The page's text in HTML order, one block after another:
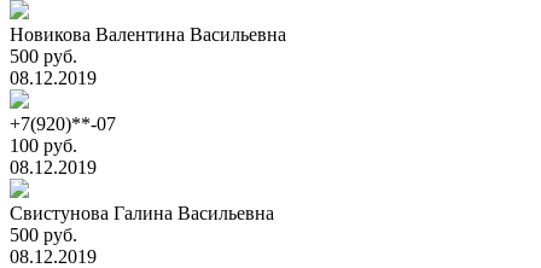
Новикова Валентина Васильевна
500 руб.
08.12.2019
+7(920)**-07
100 руб.
08.12.2019
Свистунова Галина Васильевна
500 руб.
08.12.2019